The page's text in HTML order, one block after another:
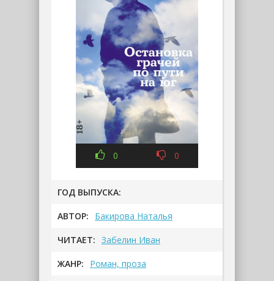
0 0
ГОД ВЫПУСКА:
АВТОР: Бакирова Наталья
ЧИТАЕТ: Забелин Иван
ЖАНР: Роман, проза